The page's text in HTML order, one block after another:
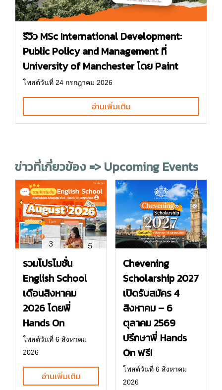
รีวิว MSc International Development:
Public Policy and Management ที่
University of Manchester โดย Paint
โพสต์วันที่ 24 กรกฎาคม 2026
อ่านเพิ่มเติม
ข่าวที่เกี่ยวข้อง => Upcoming Events
รวมโปรโมชั่น
English School
เดือนสิงหาคม
2026 โดยพี่
Hands On
โพสต์วันที่ 6 สิงหาคม
2026
อ่านเพิ่มเติม
Chevening
Scholarship 2027
เปิดรับสมัคร 4
สิงหาคม – 6
ตุลาคม 2569
ปรึกษาพี่ Hands
On ฟรี!
โพสต์วันที่ 6 สิงหาคม
2026